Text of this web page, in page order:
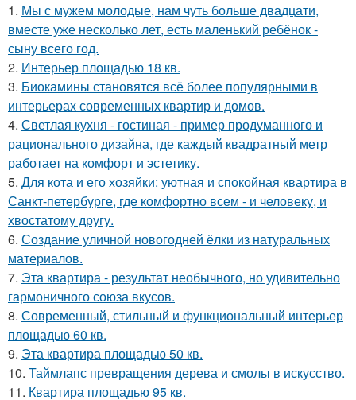
1. Мы с мужем молодые, нам чуть больше двадцати,
вместе уже несколько лет, есть маленький ребёнок -
сыну всего год.
2. Интерьер площадью 18 кв.
3. Биокамины становятся всё более популярными в
интерьерах современных квартир и домов.
4. Светлая кухня - гостиная - пример продуманного и
рационального дизайна, где каждый квадратный метр
работает на комфорт и эстетику.
5. Для кота и его хозяйки: уютная и спокойная квартира в
Санкт-петербурге, где комфортно всем - и человеку, и
хвостатому другу.
6. Создание уличной новогодней ёлки из натуральных
материалов.
7. Эта квартира - результат необычного, но удивительно
гармоничного союза вкусов.
8. Современный, стильный и функциональный интерьер
площадью 60 кв.
9. Эта квартира площадью 50 кв.
10. Таймлапс превращения дерева и смолы в искусство.
11. Квартира площадью 95 кв.